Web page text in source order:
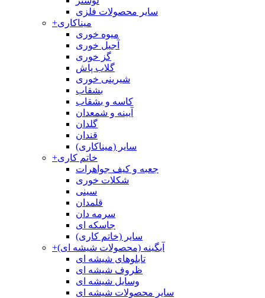
سایر محصولات فلزی
+میناکاری
میوه خوری
آجیل خوری
گز خوری
گلاب پاش
شیرینی خوری
بشقاب
کاسه و بشقاب
آیینه و شمعدان
گلدان
قندان
سایر (میناکاری)
+خاتم کاری
جعبه و کیف جواهرات
شکلات خوری
سینی
قلمدان
سرمه دان
جاسکه ای
سایر (خاتم کاری)
+آبگینه (محصولات شیشه ای)
تابلوهای شیشه ای
ظروف شیشه ای
وسایل شیشه ای
سایر محصولات شیشه ای